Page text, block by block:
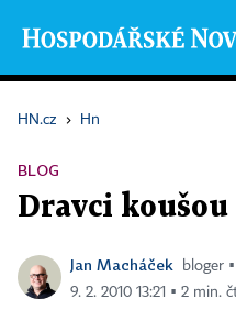
HN.cz › Hn
BLOG
Dravci koušou
Jan Macháček
bloger
9. 2. 2010 13:21 ▪ 2 min.